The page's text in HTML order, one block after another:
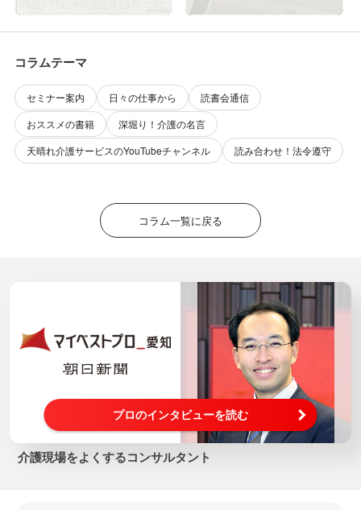
コラムテーマ
セミナー案内 日々の仕事から
読書会通信
おススメの書籍
深堀り！介護の名言
天晴れ介護サービスのYouTubeチャンネル
読み合わせ！法令遵守
コラム一覧に戻る
プロのインタビューを読む
介護現場をよくするコンサルタント